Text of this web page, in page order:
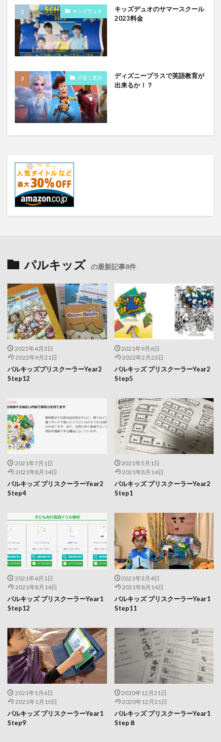
キッズデュオ
キッズデュオのサマースクール
2023料金
子育て英語
ディズニープラスで英語教育が
出来るか！？
パルキッズ の最新記事8件
2022年4月3日
2022年9月21日
パルキッズプリスクーラーYear2
Step12
2021年9月6日
2022年2月23日
パルキッズ プリスクーラーYear2
Step5
2021年7月1日
2021年8月14日
パルキッズ プリスクーラーYear2
Step4
2021年5月1日
2021年8月14日
パルキッズ プリスクーラーYear2
Step1
2021年4月1日
2021年8月14日
パルキッズ プリスクーラーYear1
Step12
2021年3月4日
2021年8月14日
パルキッズ プリスクーラーYear1
Step11
2021年1月6日
2021年1月10日
パルキッズ プリスクーラーYear1
Step9
2020年12月21日
2020年12月21日
パルキッズ プリスクーラーYear1
Step８